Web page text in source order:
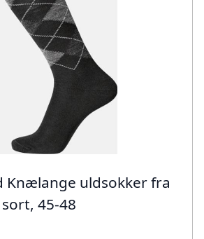
Knælange uldsokker fra
45-48